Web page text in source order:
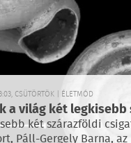
CSÜTÖRTÖK | ÉLETMÓD
a világ két
két szárazföldi
Páll-Gergely Barna,